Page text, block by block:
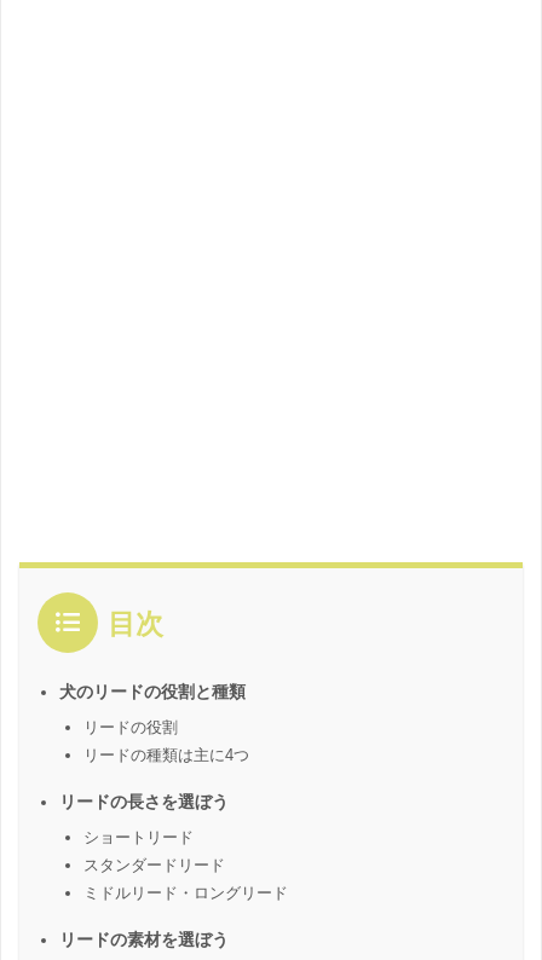
目次
犬のリードの役割と種類
リードの役割
リードの種類は主に4つ
リードの長さを選ぼう
ショートリード
スタンダードリード
ミドルリード・ロングリード
リードの素材を選ぼう